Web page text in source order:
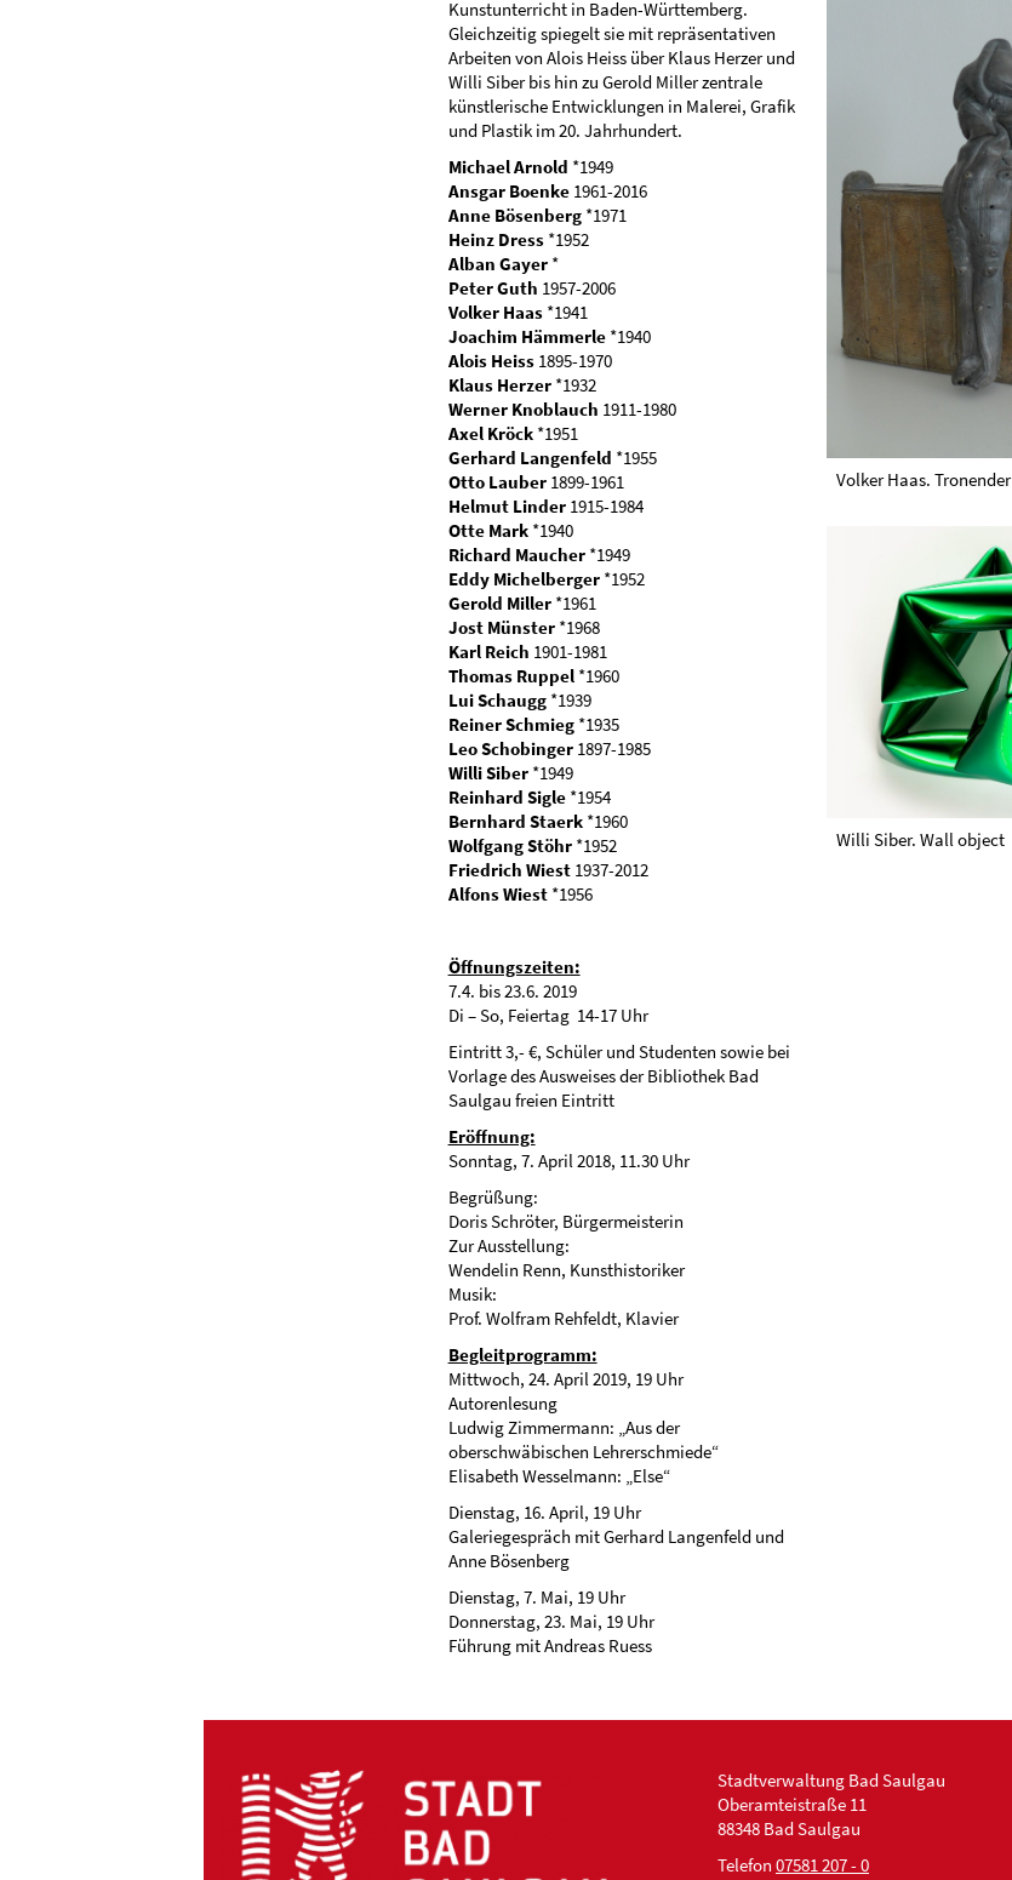
Kunstunterricht in Baden-Württemberg.
Gleichzeitig spiegelt sie mit repräsentativen
Arbeiten von Alois Heiss über Klaus Herzer und
Willi Siber bis hin zu Gerold Miller zentrale
künstlerische Entwicklungen in Malerei, Grafik
und Plastik im 20. Jahrhundert.
Michael Arnold *1949
Ansgar Boenke1961-2016
Anne Bösenberg*1971
Heinz Dress*1952
Alban Gayer*
Peter Guth 1957-2006
Volker Haas*1941
Joachim Hämmerle*1940
Alois Heiss1895-1970
Klaus Herzer*1932
Werner Knoblauch 1911-1980
Axel Kröck*1951
Gerhard Langenfeld *1955
Otto Lauber1899-1961
Helmut Linder1915-1984
Otte Mark*1940
Richard Maucher*1949
Eddy Michelberger*1952
Gerold Miller*1961
Jost Münster*1968
Karl Reich 1901-1981
Thomas Ruppel*1960
Lui Schaugg*1939
Reiner Schmieg*1935
Leo Schobinger1897-1985
Willi Siber*1949
Reinhard Sigle*1954
Bernhard Staerk*1960
Wolfgang Stöhr*1952
Friedrich Wiest1937-2012
Alfons Wiest*1956
Öffnungszeiten:
7.4. bis 23.6. 2019
Di – So, Feiertag 14-17 Uhr
Eintritt 3,- €, Schüler und Studenten sowie bei
Vorlage des Ausweises der Bibliothek Bad
Saulgau freien Eintritt
Eröffnung:
Sonntag, 7. April 2018, 11.30 Uhr
Begrüßung:
Doris Schröter, Bürgermeisterin
Zur Ausstellung:
Wendelin Renn, Kunsthistoriker
Musik:
Prof. Wolfram Rehfeldt, Klavier
Begleitprogramm:
Mittwoch, 24. April 2019, 19 Uhr
Autorenlesung
Ludwig Zimmermann: „Aus der
oberschwäbischen Lehrerschmiede“
Elisabeth Wesselmann: „Else“
Dienstag, 16. April, 19 Uhr
Galeriegespräch mit Gerhard Langenfeld und
Anne Bösenberg
Dienstag, 7. Mai, 19 Uhr
Donnerstag, 23. Mai, 19 Uhr
Führung mit Andreas Ruess
Volker Haas. Tronender
Willi Siber. Wall object
Stadtverwaltung Bad Saulgau
Oberamteistraße 11
88348 Bad Saulgau
Telefon 07581 207 - 0